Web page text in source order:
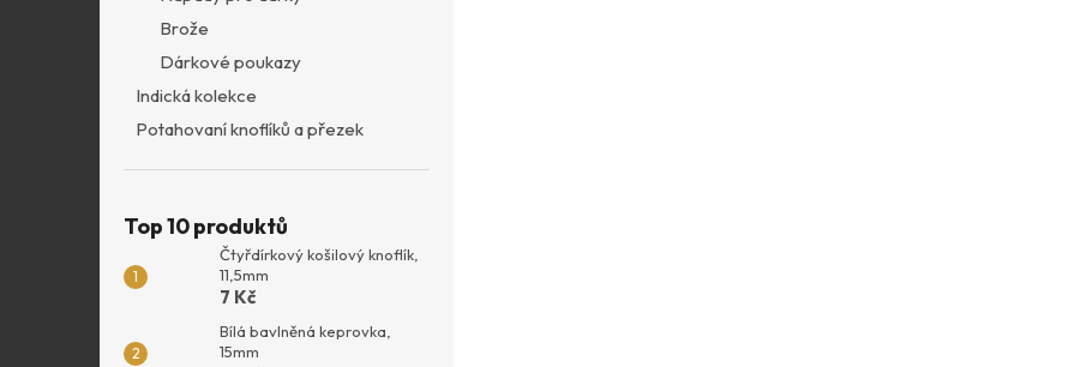
Brože
Dárkové poukazy
Indická kolekce
Potahovaní knoflíků a přezek
Top 10 produktů
Čtyřdírkový košilový knoflík,
11,5mm
7 Kč
Bílá bavlněná keprovka,
15mm